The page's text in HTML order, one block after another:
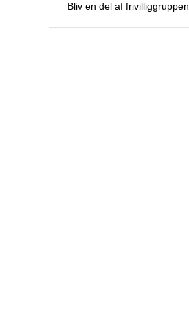
Bliv en del af frivilliggruppen